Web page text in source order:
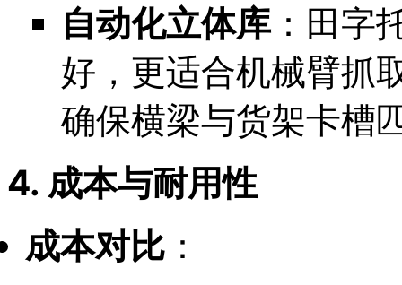
自动化立体库 ：田字
好，更适合机械臂抓
确保横梁与货架卡槽
4. 成本与耐用性
成本对比 ：